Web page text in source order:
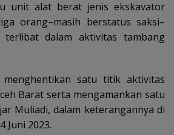
unit alat berat jenis ekskavator
orang–masih berstatus saksi–
dalam aktivitas tambang
satu titik aktivitas
Barat serta mengamankan satu
Muliadi, dalam keterangannya di
Juni 2023.